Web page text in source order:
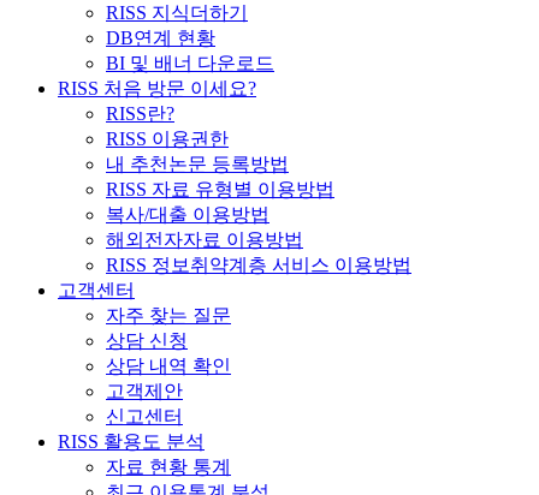
RISS 지식더하기
DB연계 현황
BI 및 배너 다운로드
RISS 처음 방문 이세요?
RISS란?
RISS 이용권한
내 추천논문 등록방법
RISS 자료 유형별 이용방법
복사/대출 이용방법
해외전자자료 이용방법
RISS 정보취약계층 서비스 이용방법
고객센터
자주 찾는 질문
상담 신청
상담 내역 확인
고객제안
신고센터
RISS 활용도 분석
자료 현황 통계